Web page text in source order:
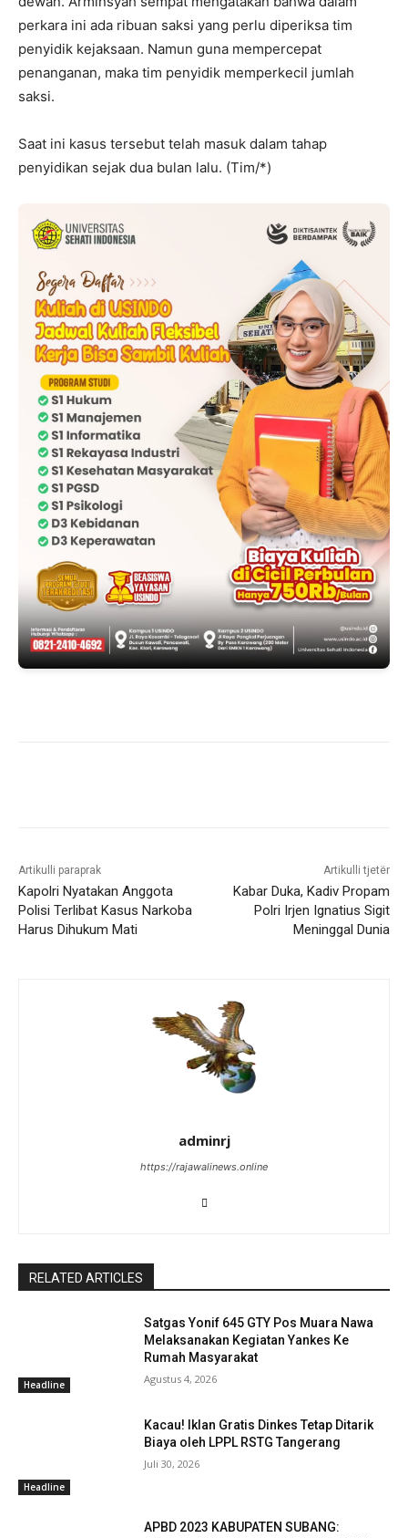
perkara ini ada ribuan saksi yang perlu diperiksa tim
penyidik kejaksaan. Namun guna mempercepat
penanganan, maka tim penyidik memperkecil jumlah
saksi.
Saat ini kasus tersebut telah masuk dalam tahap
penyidikan sejak dua bulan lalu. (Tim/*)
Artikulli paraprak
Kapolri Nyatakan Anggota
Polisi Terlibat Kasus Narkoba
Harus Dihukum Mati
Artikulli tjetër
Kabar Duka, Kadiv Propam
Polri Irjen Ignatius Sigit
Meninggal Dunia
adminrj
https://rajawalinews.online
RELATED ARTICLES
Headline
Satgas Yonif 645 GTY Pos Muara Nawa
Melaksanakan Kegiatan Yankes Ke
Rumah Masyarakat
Agustus 4, 2026
Headline
Kacau! Iklan Gratis Dinkes Tetap Ditarik
Biaya oleh LPPL RSTG Tangerang
Juli 30, 2026
APBD 2023 KABUPATEN SUBANG: